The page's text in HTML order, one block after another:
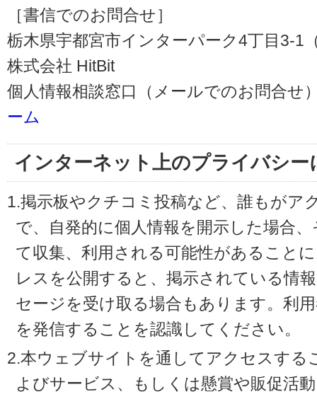
［書信でのお問合せ］
栃木県宇都宮市インターパーク4丁目3-1
株式会社 HitBit
個人情報相談窓口（メールでのお問合せ
ーム
インターネット上のプライバシー
1.掲示板やクチコミ投稿など、誰もがア
で、自発的に個人情報を開示した場合
て収集、利用される可能性があること
レスを公開すると、掲示されている情
セージを受け取る場合もあります。利
を発信することを認識してください。
2.本ウェブサイトを通してアクセスする
よびサービス、もしくは懸賞や販促活